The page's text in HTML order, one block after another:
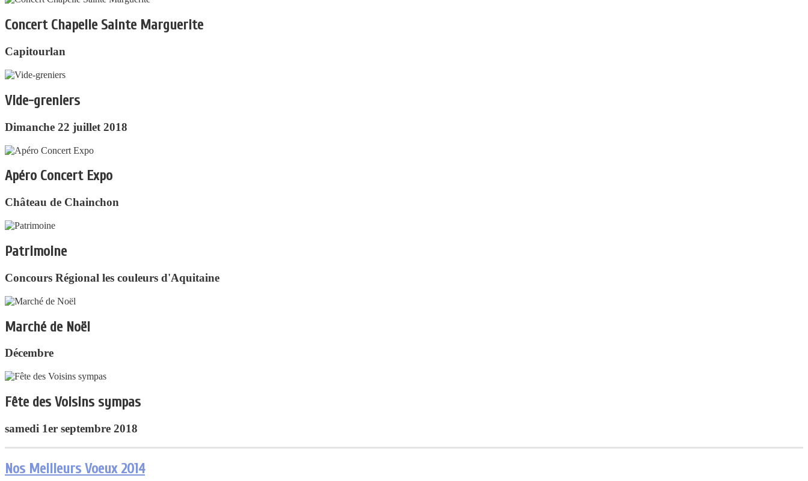
Concert Chapelle Sainte Marguerite
Capitourlan
Vide-greniers
Dimanche 22 juillet 2018
Apéro Concert Expo
Château de Chainchon
Patrimoine
Concours Régional les couleurs d'Aquitaine
Marché de Noël
Décembre
Fête des Voisins sympas
samedi 1er septembre 2018
Nos Meilleurs Voeux 2014